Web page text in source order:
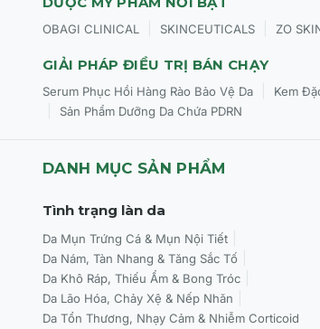
OBAGI CLINICAL SKINCEUTICALS ZO
GIẢI PHÁP ĐIỀU TRỊ BÁN CHẠY
Serum Phục Hồi Hàng Rào Bảo Vệ Da Kem
Sản Phẩm Dưỡng Da Chứa PDRN
DANH MỤC SẢN PHẨM
Tình trạng làn da
Da Mụn Trứng Cá & Mụn Nội Tiết
Da Nám, Tàn Nhang & Tăng Sắc Tố
Da Khô Ráp, Thiếu Ẩm & Bong Tróc
Da Lão Hóa, Chảy Xệ & Nếp Nhăn
Da Tổn Thương, Nhạy Cảm & Nhiễm Corticoid